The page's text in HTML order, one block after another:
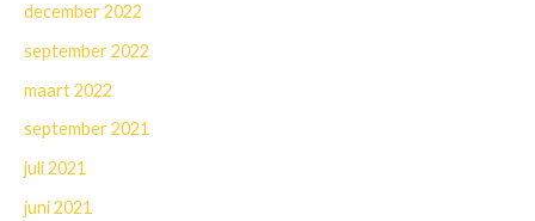
december 2022
september 2022
maart 2022
september 2021
juli 2021
juni 2021